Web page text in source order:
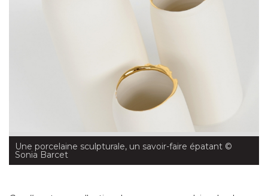
Une porcelaine sculpturale, un savoir-faire épatant ©
Sonia Barcet